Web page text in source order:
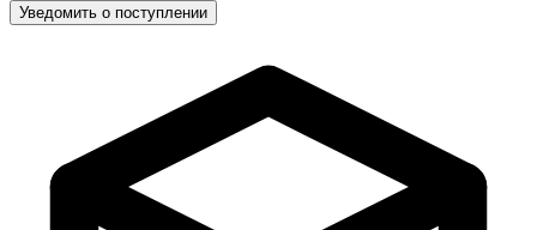
Уведомить о поступлении